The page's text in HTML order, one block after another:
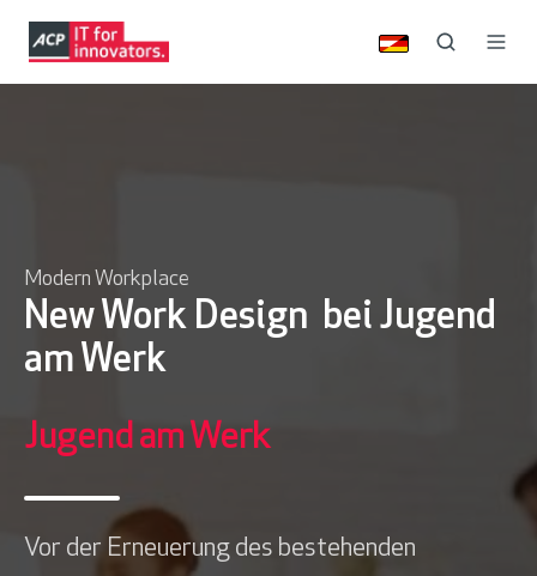
Modern Workplace
New Work Design bei Jugend
am Werk
Jugend am Werk
Vor der Erneuerung des bestehenden